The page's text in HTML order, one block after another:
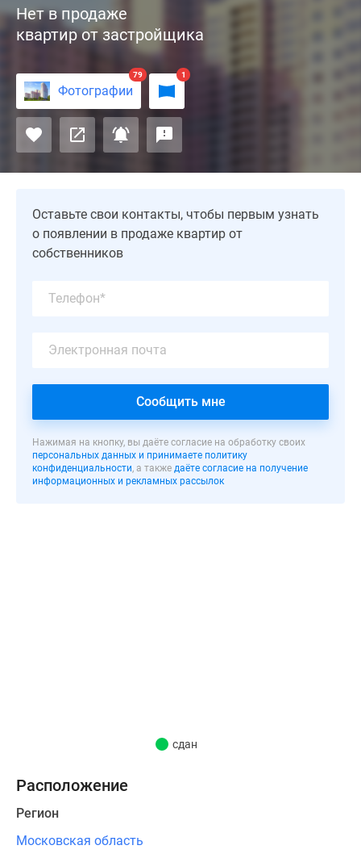
от
застройщика
«Прогресс»
расположен
в
Красногорске,
в
3
Москвы.
комплекса размещена
поликлиника
несколько
Придомовая
территория
огорожена
фонд
представлен
двух-
Нет в продаже
квартир от застройщика
Фотографии
79 1
Оставьте свои контакты, чтобы первым узнать
о появлении в продаже квартир от
собственников
Сообщить мне
Нажимая на кнопку, вы даёте согласие на обработку своих
персональных данных и принимаете политику
конфиденциальности, а также даёте согласие на получение
информационных и рекламных рассылок
сдан
Расположение
Регион
Московская область